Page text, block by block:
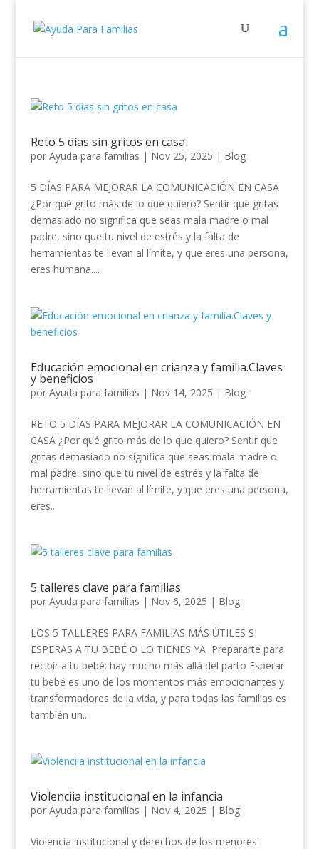
Reto 5 días sin gritos en casa
por Ayuda para familias | Nov 25, 2025 | Blog
5 DÍAS PARA MEJORAR LA COMUNICACIÓN EN CASA
¿Por qué grito más de lo que quiero? Sentir que gritas
demasiado no significa que seas mala madre o mal
padre, sino que tu nivel de estrés y la falta de
herramientas te llevan al límite, y que eres una persona,
eres humana....
Educación emocional en crianza y familia.Claves
y beneficios
por Ayuda para familias | Nov 14, 2025 | Blog
RETO 5 DÍAS PARA MEJORAR LA COMUNICACIÓN EN
CASA ¿Por qué grito más de lo que quiero? Sentir que
gritas demasiado no significa que seas mala madre o
mal padre, sino que tu nivel de estrés y la falta de
herramientas te llevan al límite, y que eres una persona,
eres...
5 talleres clave para familias
por Ayuda para familias | Nov 6, 2025 | Blog
LOS 5 TALLERES PARA FAMILIAS MÁS ÚTILES SI
ESPERAS A TU BEBÉ O LO TIENES YA Prepararte para
recibir a tu bebé: hay mucho más allá del parto Esperar
tu bebé es uno de los momentos más emocionantes y
transformadores de la vida, y para todas las familias es
también un...
Violenciia institucional en la infancia
por Ayuda para familias | Nov 4, 2025 | Blog
Violencia institucional y derechos de los menores: